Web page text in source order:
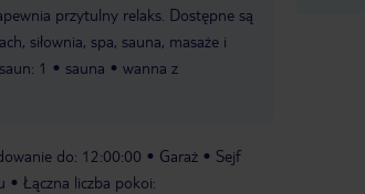
przytulny relaks. Dostępne są
siłownia, spa, sauna, masaże i
1 sauna
wanna z
do: 12:00:00 Garaż
Sejf
Łączna liczba pokoi: